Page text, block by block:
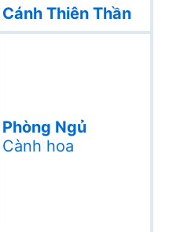
Cánh Thiên Thần
Phòng Ngủ
Cành hoa